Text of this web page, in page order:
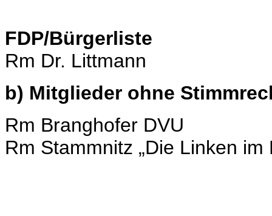
FDP/Bürgerliste
Rm Dr. Littmann
b) Mitglieder ohne
Rm Branghofer DVU
Rm Stammnitz „Die Linken im